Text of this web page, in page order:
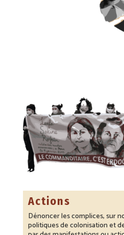
Actions
Dénoncer les complices, sur
politiques de colonisation et